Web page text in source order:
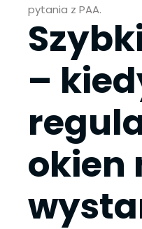
pytania z PAA.
–
okien